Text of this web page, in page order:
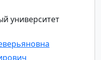
университет